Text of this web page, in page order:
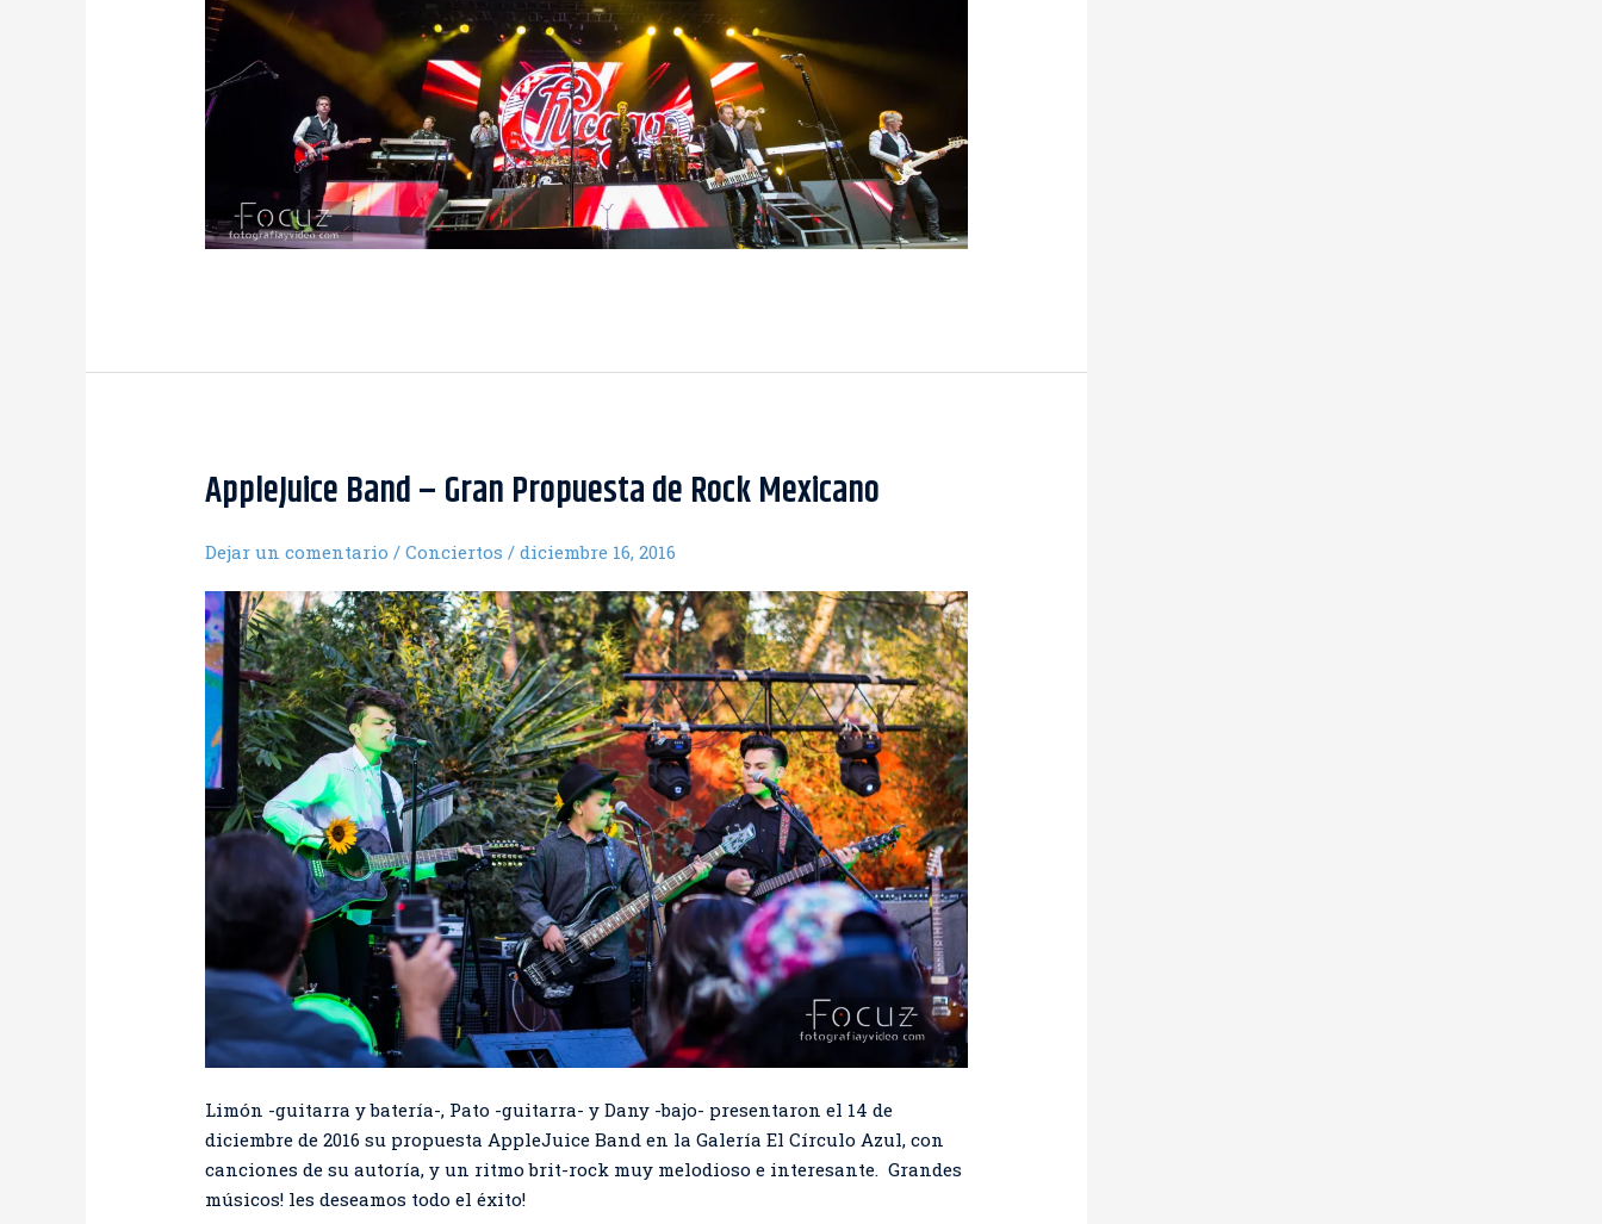
AppleJuice Band – Gran Propuesta de Rock Mexicano
Dejar un comentario /Conciertos /diciembre 16, 2016
Limón -guitarra y batería-, Pato -guitarra- y Dany -bajo- presentaron el 14 de
diciembre de 2016 su propuesta AppleJuice Band en la Galería El Círculo Azul, con
canciones de su autoría, y un ritmo brit-rock muy melodioso e interesante. Grandes
músicos! les deseamos todo el éxito!